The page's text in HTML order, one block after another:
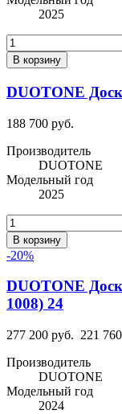
2025
В корзину
DUOTONE
188 700 руб.
Производитель
DUOTONE
Модельный год
2025
В корзину
-20%
DUOTONE
1008) 24
277 200 руб. 221
Производитель
DUOTONE
Модельный год
2024